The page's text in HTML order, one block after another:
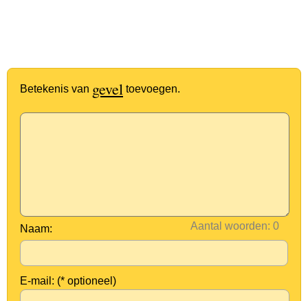
Betekenis van gevel toevoegen.
Aantal woorden:
Naam:
E-mail: (* optioneel)